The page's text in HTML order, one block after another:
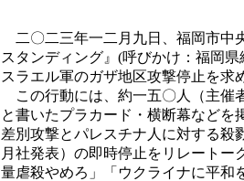
二〇二三年一二月九日、福岡市中
スタンディング』(呼びかけ：福岡
スラエル軍のガザ地区攻撃停止を求
この行動には、約一五〇人（主催
と書いたプラカード・横断幕など
差別攻撃とパレスチナ人に対する殺
月社発表）の即時停止をリレート
量虐殺やめろ」「ウクライナに平和